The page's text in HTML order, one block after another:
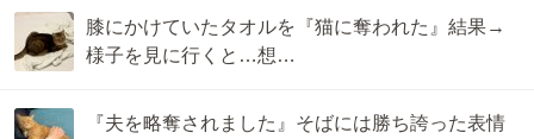
膝にかけていたタオルを『猫に奪われた』結果→
様子を見に行くと…想…
『夫を略奪されました』そばには勝ち誇った表情